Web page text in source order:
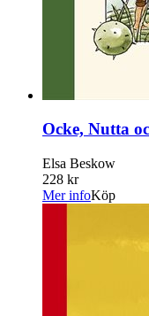
Ocke, Nutta
Elsa Beskow
228 kr
Mer infoKöp